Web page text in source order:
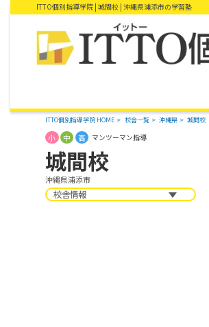
ITTO個別指導学院 | 城間校 | 沖縄県浦添市の学習塾
ITTO個別指導学院 HOME 校舎一覧 沖縄県 城間校
城間校
沖縄県浦添市
小 中 高 マンツーマン指導
校舎情報